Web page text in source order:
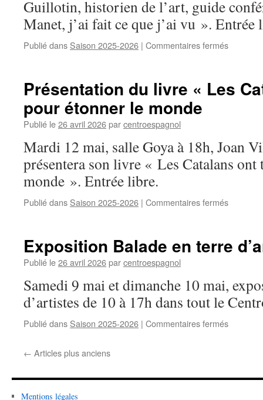
Guillotin, historien de l’art, guide
Manet, j’ai fait ce que j’ai vu ». Entrée
Publié dans Saison 2025-2026 | Commentaires fermés
Manet
« J’ai
vu »
Présentation du livre « Les
pour étonner le monde
Publié le26 avril 2026parcentroespagnol
Mardi 12 mai, salle Goya à 18h, Joan
présentera son livre « Les Catalans
monde ». Entrée libre.
Publié dans Saison 2025-2026 | Commentaires fermés
« Les
tout
pour
étonner
Exposition Balade en terre
Publié le26 avril 2026parcentroespagnol
Samedi 9 mai et dimanche 10 mai,
d’artistes de 10 à 17h dans tout le
Publié dans Saison 2025-2026 | Commentaires fermés
d’artistes
← Articles plus anciens
Mentions légales